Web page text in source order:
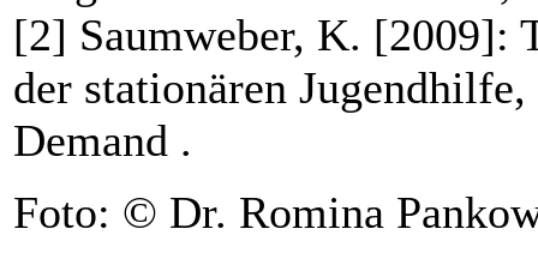
[2] Saumweber, K. [2009]:
der stationären
Demand .
Foto: © Dr. Romina